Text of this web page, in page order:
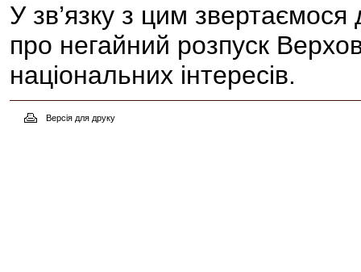
У зв’язку з цим
про негайний розпуск
національних інтересів.
Версія для друку